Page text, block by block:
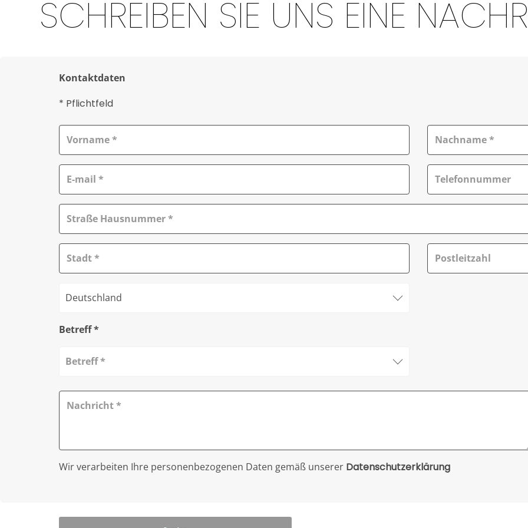
SCHREIBEN SIE UNS EINE
Kontaktdaten
* Pflichtfeld
Deutschland
Betreff *
Betreff *
Wir verarbeiten Ihre personenbezogenen Daten gemäß unserer Datenschutzerklärung